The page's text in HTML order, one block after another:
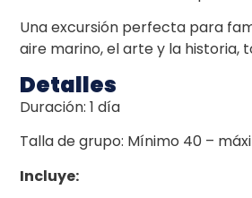
Una excursión perfecta para
aire marino, el arte y la historia,
Detalles
Duración: 1 día
Talla de grupo: Mínimo 40 –
Incluye: